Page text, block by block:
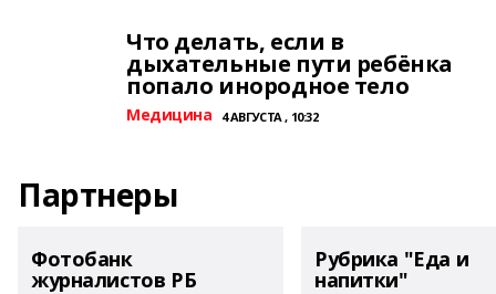
Что делать, если в
дыхательные пути ребёнка
попало инородное тело
Медицина 4 АВГУСТА , 10:32
Партнеры
Фотобанк
журналистов РБ
Рубрика "Еда и
напитки"